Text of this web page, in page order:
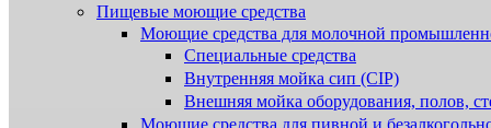
Пищевые моющие средства
Моющие средства для молочной
Специальные средства
Внутренняя мойка сип (CIP)
Внешняя мойка оборудования, полов,